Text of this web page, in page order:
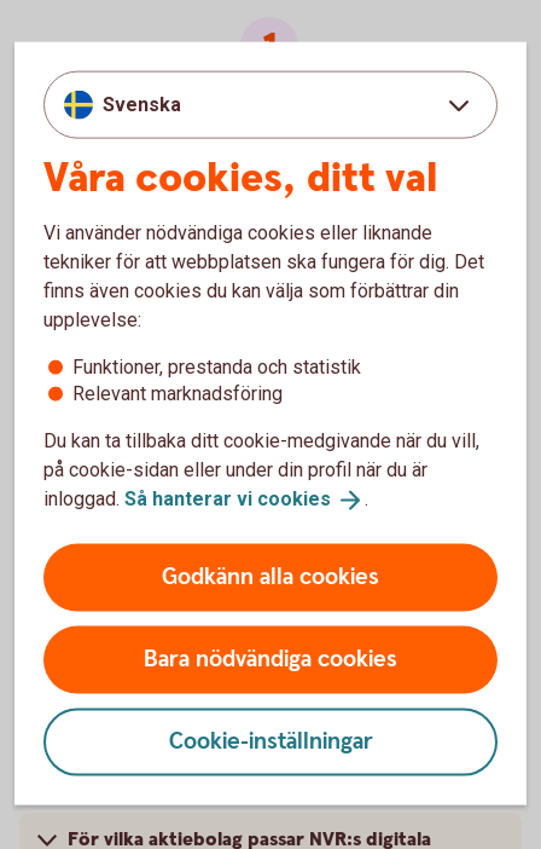
Enligt lag måste en aktiebok föras - den ligger till grund för
vilka aktier som ger rösträtt.
Den som underlåter att föra aktiebok riskerar böter eller
fängelsestraff.
Regelefterlevnad blir allt viktigare i takt med att bolag växer
eller ägarstruktur förändras.
aktiebok
Vad är en aktiebok och varför är den viktig?
Hur ansluter jag mitt företag till NVR?
Vad kostar digital aktiebok?
För vilka aktiebolag passar NVR:s digitala
Svenska
Våra cookies, ditt val
Vi använder nödvändiga cookies eller liknande
tekniker för att webbplatsen ska fungera för dig. Det
finns även cookies du kan välja som förbättrar din
upplevelse:
Funktioner, prestanda och statistik
Relevant marknadsföring
Du kan ta tillbaka ditt cookie-medgivande när du vill,
på cookie-sidan eller under din profil när du är
inloggad. Så hanterar vi cookies .
Godkänn alla cookies
Bara nödvändiga cookies
Cookie-inställningar